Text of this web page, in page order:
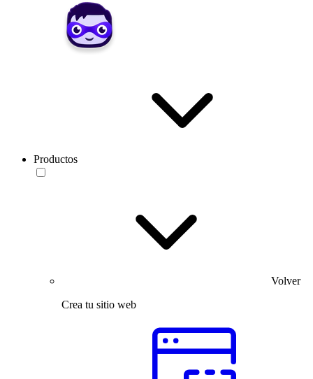
Productos
Volver
Crea tu sitio web